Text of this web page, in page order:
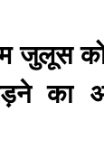
जुलूस
का